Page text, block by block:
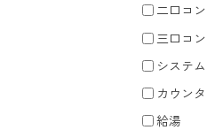
二口コ
三口コ
システ
カウン
給湯